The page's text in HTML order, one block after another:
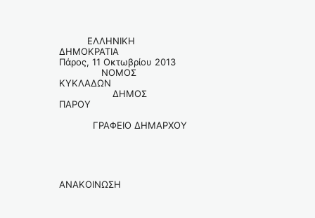
ΕΛΛΗΝΙΚΗ
ΔΗΜΟΚΡΑΤΙΑ
Πάρος, 11 Οκτωβρίου 2013
ΝΟΜΟΣ
ΚΥΚΛΑΔΩΝ
ΔΗΜΟΣ
ΠΑΡΟΥ
ΓΡΑΦΕΙΟ ΔΗΜΑΡΧΟΥ
ΑΝΑΚΟΙΝΩΣΗ